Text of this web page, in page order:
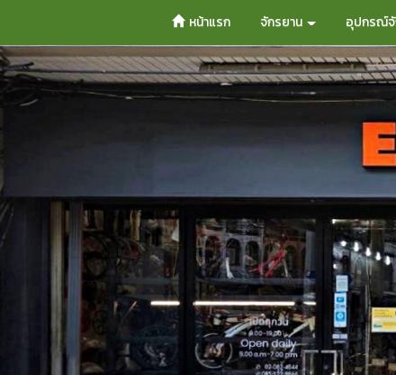
หน้าแรก จักรยาน อุปกรณ์จั